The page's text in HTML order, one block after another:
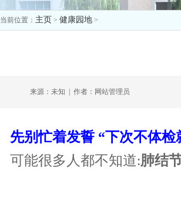
当前位置： 主页 > 健康园地 >
来源：未知 作者：网站管理员
先别忙着发誓 “下次不体检
可能很多人都不知道:肺结